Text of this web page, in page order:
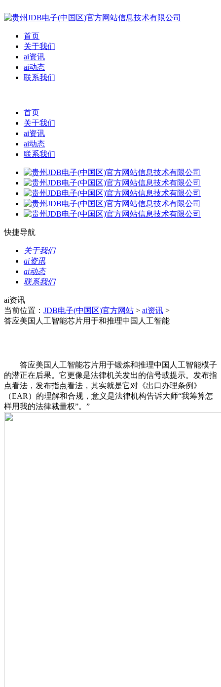
首页
关于我们
ai资讯
ai动态
联系我们
首页
关于我们
ai资讯
ai动态
联系我们
快捷导航
关于我们
ai资讯
ai动态
联系我们
ai资讯
当前位置： JDB电子(中国区)官方网站 > ai资讯 >
答应美国人工智能芯片用于和推理中国人工智能
答应美国人工智能芯片用于锻炼和推理中国人工智能模子
的潜正在后果。它更像是法律机关发出的信号或提示。发布指
点看法，发布指点看法，其实就是它对《出口办理条例》
（EAR）的理解和合规，意义是法律机构告诉大师“我筹算怎
样用我的法律裁量权”。”